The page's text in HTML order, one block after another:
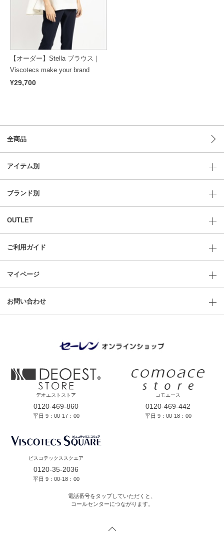
【オーダー】Stella ブラウス｜
Viscotecs make your brand
¥29,700
全商品
アイテム別
ブランド別
OUTLET
ご利用ガイド
マイページ
お問い合わせ
デオエストストア
0120-469-860
平日 9：00-17：00
コモエース
0120-469-442
平日 9：00-18：00
ビスコテックススクエア
0120-35-2036
平日 9：00-18：00
電話番号をタップしていただくと、
コールセンターにつながります。